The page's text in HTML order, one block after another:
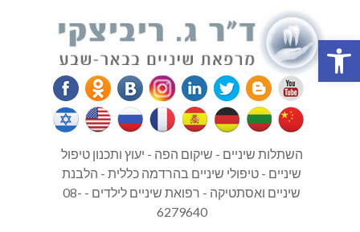
פתח סרגל נגישות
השתלות שיניים - שיקום הפה - יעוץ ותכנון טיפול
שיניים - טיפולי שיניים בהרדמה כללית - הלבנת
שיניים ואסתטיקה - רפואת שיניים לילדים - 08-
6279640